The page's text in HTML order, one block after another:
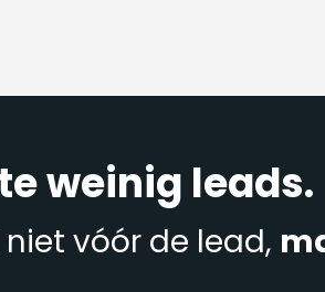
weinig leads.
vóór de lead,